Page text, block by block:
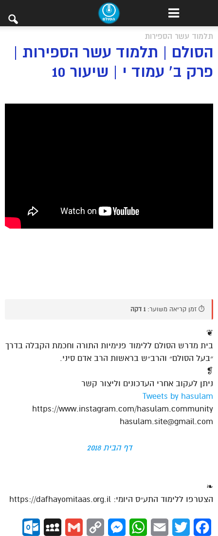
תלמוד עשר הספירות
הסולם | תלמוד עשר הספירות |
פרק ב’ עמוד י | שיעור 10
⏱️ זמן קריאה משוער: 1 דקה
❦
בית מדרש הסולם ללימוד פנימיות התורה וחכמת הקבלה בדרך
״בעל הסולם״ והרב״ש בראשות הרב אדם סיני.
❡
ניתן לעקוב אחרי העדכונים וליצור קשר
Tweets by hasulam
https://www.instagram.com/hasulam.community
hasulam.site@gmail.com
דף הבית 2018
❧
הצטרפו ללימוד התע״ס היומי: https://dafhayomitaas.org.il
Facebook
Twitter
Email
WhatsApp
Messenger
Copy
Gmail
MySpace